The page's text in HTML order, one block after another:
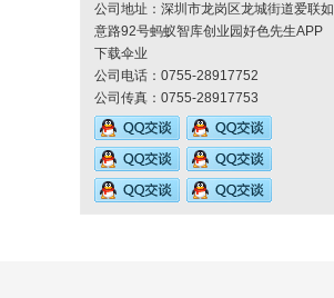
公司地址：深圳市龙岗区龙城街道爱联如
意路92号蚂蚁智库创业园好色先生APP
下载伞业
公司电话：0755-28917752
公司传真：0755-28917753